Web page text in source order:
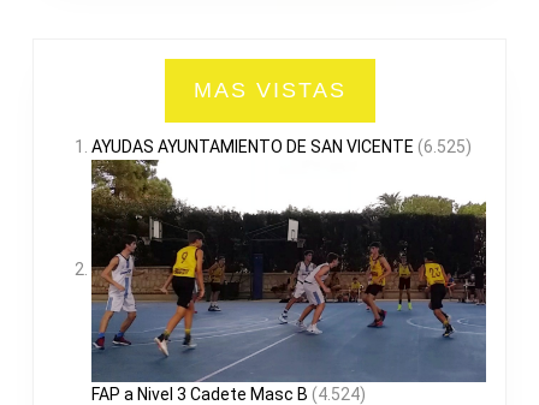
MAS VISTAS
AYUDAS AYUNTAMIENTO DE SAN VICENTE (6.525)
FAP a Nivel 3 Cadete Masc B (4.524)